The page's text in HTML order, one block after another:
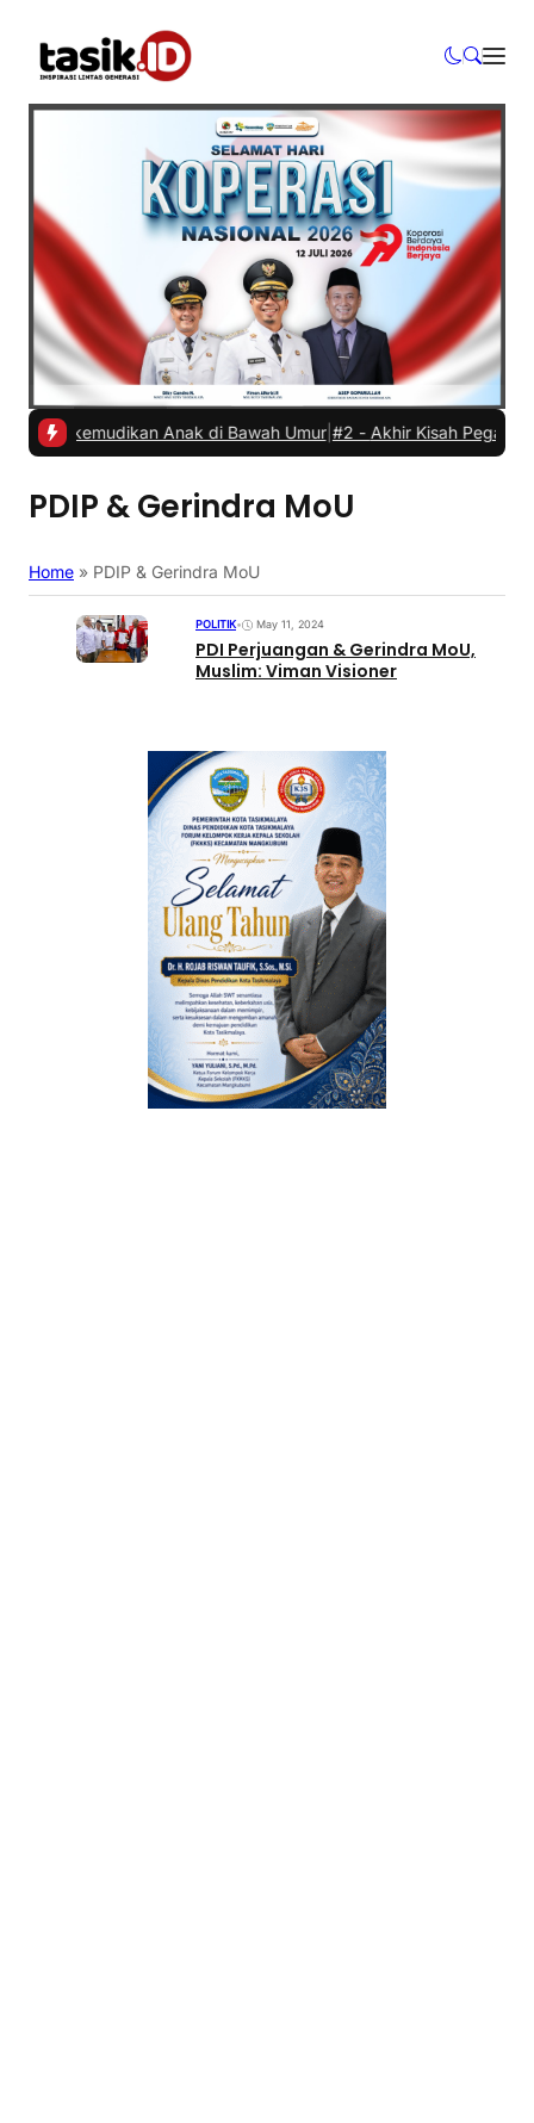
Dikemudikan Anak di Bawah Umur |#2 - Akhir Kisah Pegawai
PDIP & Gerindra MoU
Home » PDIP & Gerindra MoU
POLITIK• May 11, 2024
PDI Perjuangan & Gerindra MoU,
Muslim: Viman Visioner